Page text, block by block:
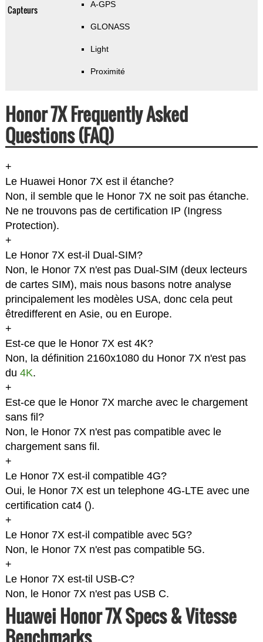
Capteurs A-GPS
GLONASS
Light
Proximité
Honor 7X Frequently Asked
Questions (FAQ)
+
Le Huawei Honor 7X est il étanche?
Non, il semble que le Honor 7X ne soit pas étanche.
Ne ne trouvons pas de certification IP (Ingress
Protection).
+
Le Honor 7X est-il Dual-SIM?
Non, le Honor 7X n'est pas Dual-SIM (deux lecteurs
de cartes SIM), mais nous basons notre analyse
principalement les modèles USA, donc cela peut
êtredifferent en Asie, ou en Europe.
+
Est-ce que le Honor 7X est 4K?
Non, la définition 2160x1080 du Honor 7X n'est pas
du 4K.
+
Est-ce que le Honor 7X marche avec le chargement
sans fil?
Non, le Honor 7X n'est pas compatible avec le
chargement sans fil.
+
Le Honor 7X est-il compatible 4G?
Oui, le Honor 7X est un telephone 4G-LTE avec une
certification cat4 ().
+
Le Honor 7X est-il compatible avec 5G?
Non, le Honor 7X n'est pas compatible 5G.
+
Le Honor 7X est-til USB-C?
Non, le Honor 7X n'est pas USB C.
Huawei Honor 7X Specs & Vitesse